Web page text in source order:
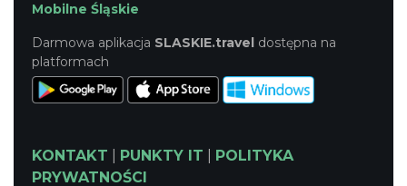
Mobilne Śląskie
Darmowa aplikacja SLASKIE.travel dostępna na
platformach
KONTAKT PUNKTY IT
POLITYKA
PRYWATNOŚCI